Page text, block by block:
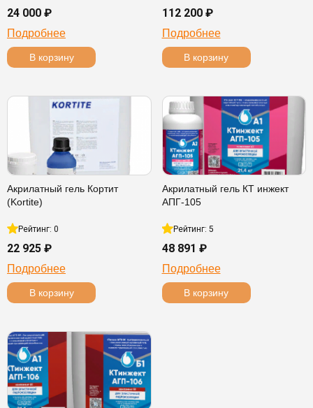
24 000 ₽
Подробнее
В корзину
112 200 ₽
Подробнее
В корзину
Акрилатный гель Кортит
(Kortite)
Рейтинг: 0
22 925 ₽
Подробнее
В корзину
Акрилатный гель КТ инжект
АПГ-105
Рейтинг: 5
48 891 ₽
Подробнее
В корзину